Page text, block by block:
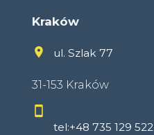
Kraków
ul. Szlak 77
31-153 Kraków
tel:+48 735 129 522